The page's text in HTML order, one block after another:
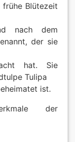
Blütezeit
nach dem
der sie
hat. Sie
Tulipa
ist.
der
Iris
Krokusse
Lilien
Päonien
exklusives